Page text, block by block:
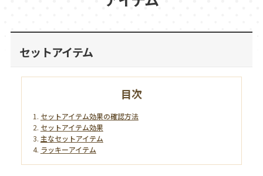
セットアイテム
目次
セットアイテム効果の確認方法
セットアイテム効果
主なセットアイテム
ラッキーアイテム